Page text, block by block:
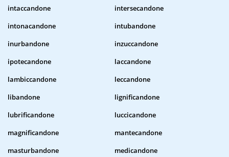
intaccandone
intersecandone
intonacandone
intubandone
inurbandone
inzuccandone
ipotecandone
laccandone
lambiccandone
leccandone
libandone
lignificandone
lubrificandone
luccicandone
magnificandone
mantecandone
masturbandone
medicandone